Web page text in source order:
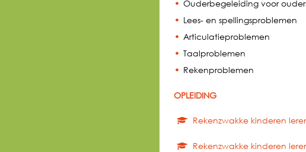
Ouderbegeleiding voor
Lees- en spellingsproblemen
Articulatieproblemen
Taalproblemen
Rekenproblemen
OPLEIDING
Rekenzwakke kinderen
Rekenzwakke kinderen